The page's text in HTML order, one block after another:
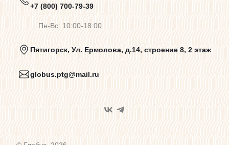
Предупреждения о цветопередаче
Политика конфиденциальности
Пользовательское соглашение
+7 (800) 700-79-39
Пн-Вс: 10:00-18:00
Пятигорск, Ул. Ермолова, д.14, строение 8, 2 этаж
globus.ptg@mail.ru